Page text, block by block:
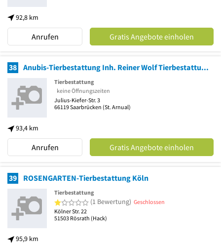
92,8 km
Anrufen Gratis Angebote einholen
38 Anubis-Tierbestattung Inh. Reiner Wolf Tierbestattung
93,4 km
Tierbestattung
keine Öffnungszeiten
Julius-Kiefer-Str. 3
66119Saarbrücken (St. Arnual)
Anrufen Gratis Angebote einholen
39 ROSENGARTEN-Tierbestattung Köln
95,9 km
Tierbestattung
1 von 5 Sternen
(1 Bewertung) Geschlossen
Kölner Str. 22
51503 Rösrath (Hack)